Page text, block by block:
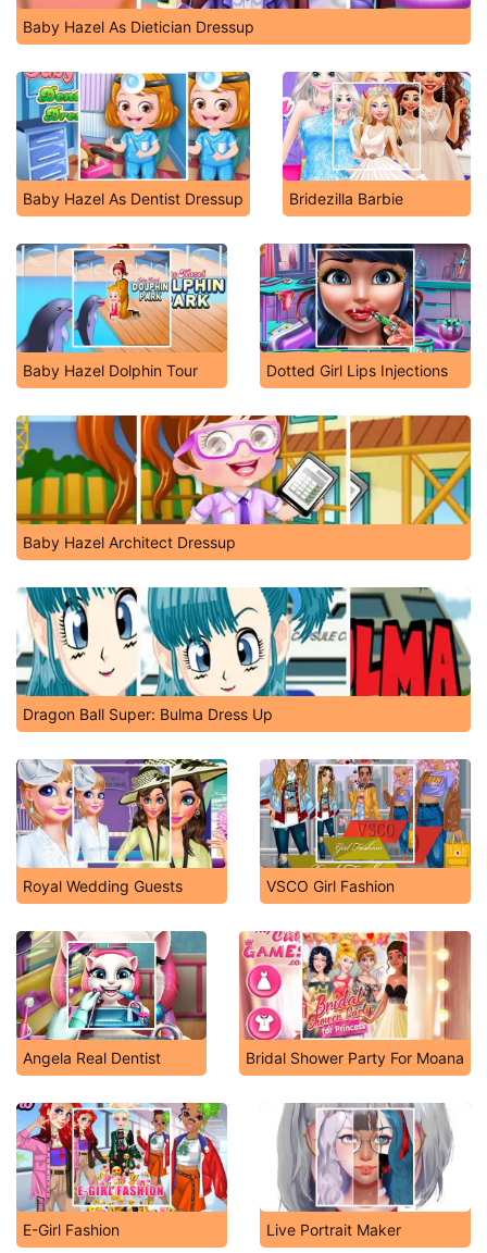
Baby Hazel As Dietician Dressup
Baby Hazel As Dentist Dressup Bridezilla Barbie
Baby Hazel Dolphin Tour Dotted Girl Lips Injections
Baby Hazel Architect Dressup
Dragon Ball Super: Bulma Dress Up
Royal Wedding Guests VSCO Girl Fashion
Angela Real Dentist Bridal Shower Party For Moana
E-Girl Fashion Live Portrait Maker